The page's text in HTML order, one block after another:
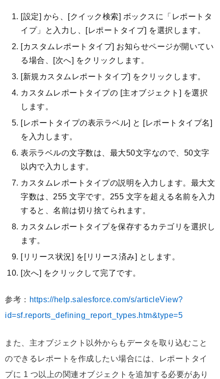
[設定] から、[クイック検索] ボックスに「レポートタ
イプ」と入力し、[レポートタイプ] を選択します。
[カスタムレポートタイプ] お知らせページが開いてい
る場合、[次へ] をクリックします。
[新規カスタムレポートタイプ] をクリックします。
カスタムレポートタイプの [主オブジェクト] を選択
します。
[レポートタイプの表示ラベル] と [レポートタイプ名]
を入力します。
表示ラベルの文字数は、最大50文字なので、50文字
以内で入力します。
カスタムレポートタイプの説明を入力します。最大文
字数は、255 文字です。255 文字を超える名前を入力
すると、名前は切り捨てられます。
カスタムレポートタイプを保存するカテゴリを選択し
ます。
[リリース状況] を[リリース済み] とします。
[次へ] をクリックして完了です。
参考： https://help.salesforce.com/s/articleView?
id=sf.reports_defining_report_types.htm&type=5
また、主オブジェクト以外からもデータを取り込むこと
のできるレポートを作成したい場合には、レポートタイ
プに 1 つ以上の関連オブジェクトを追加する必要があり